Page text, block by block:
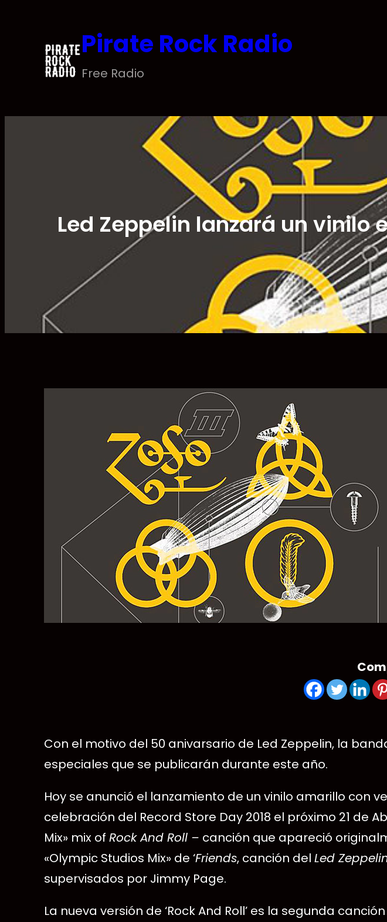
contenido
Pirate Rock Radio
Free Radio
Led Zeppelin lanzará un vinilo
Con el motivo del 50 anivarsario de Led Zeppelin, la
especiales que se publicarán durante este año.
Hoy se anunció el lanzamiento de un vinilo amarillo con
celebración del Record Store Day 2018 el próximo 21 de
Mix» mix ofRock And Roll – canción que apareció
«Olympic Studios Mix» de ‘Friends, canción delLed
supervisados por Jimmy Page.
La nueva versión de ‘Rock And Roll’ es la segunda